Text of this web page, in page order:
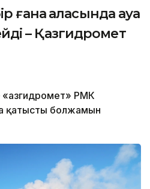
ғана қаласында ауа
– Қазгидромет
РМК
қатысты болжамын